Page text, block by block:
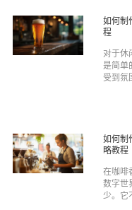
如何制
程
对于休
是简单
受到氛
如何制
略教程
在咖啡
数字世
少。它